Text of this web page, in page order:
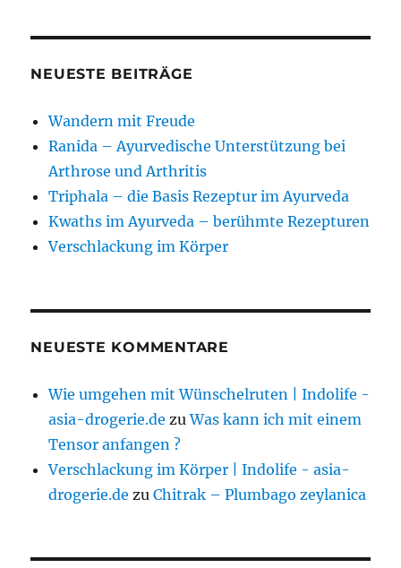
NEUESTE BEITRÄGE
Wandern mit Freude
Ranida – Ayurvedische Unterstützung bei
Arthrose und Arthritis
Triphala – die Basis Rezeptur im Ayurveda
Kwaths im Ayurveda – berühmte Rezepturen
Verschlackung im Körper
NEUESTE KOMMENTARE
Wie umgehen mit Wünschelruten | Indolife -
asia-drogerie.de zuWas kann ich mit einem
Tensor anfangen ?
Verschlackung im Körper | Indolife - asia-
drogerie.de zuChitrak – Plumbago zeylanica